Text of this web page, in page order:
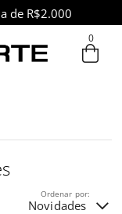
0
Novidades
Ordenar por: